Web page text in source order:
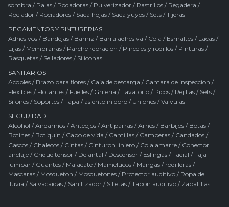
sombra / Palas / Podadoras / Pulverizador / Rastrillos / Regadera /
Rociador / Rociadores / Saca hojas / Saca yuyos / Sets /Tijeras
PEGAMENTOS Y PINTURERIAS
Adhesivos / Bandejas / Barniz / Barra adhesiva / Cola / Esmaltes / Lacas /
Lijas / Membranas / Parche repracion / Pinceles y rodillos / Pinturas /
Rasquetas / Selladores / Siliconas
SANITARIOS
Acoples / Brazo para flores / Caja de descarga / Camara de inspeccion /
Flexibles / Flotantes / Fuelles / Griferia / Lavatorio / Picos / Rejillas / Sets /
Sifones / Soportes /Tapa / asiento inidoro / Uniones /Valvulas
SEGURIDAD
Alcohol /Andamios /Anteojos /Antiparras /Arnes / Barbijos / Botas /
Botines / Botiquin / Cabo de vida / Camillas / Camperas / Candados /
Cascos / Chalecos / Cintas / Cinturon liniero / Cola amarre / Conector
anclaje / Crique tensor / Delantal / Descensor / Eslingas / Facial / Faja
lumbar / Guantes / Malacate / Mamelucos / Mangas / rodilleras /
Mascaras / Mosqueton / Mosquetones / Protector auditivo / Ropa de
lluvia / Salvacaidas / Sanitizador / Silletas /Tapon auditivo / Zapatillas